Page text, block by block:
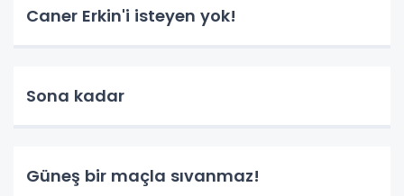
Caner Erkin'i isteyen yok!
Sona kadar
Güneş bir maçla sıvanmaz!